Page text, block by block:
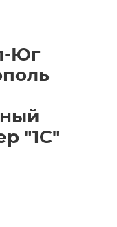
Юг
"1С"